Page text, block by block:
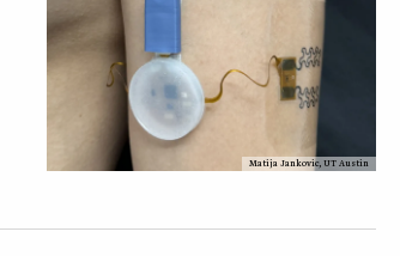
Matija Jankovic, UT Austin